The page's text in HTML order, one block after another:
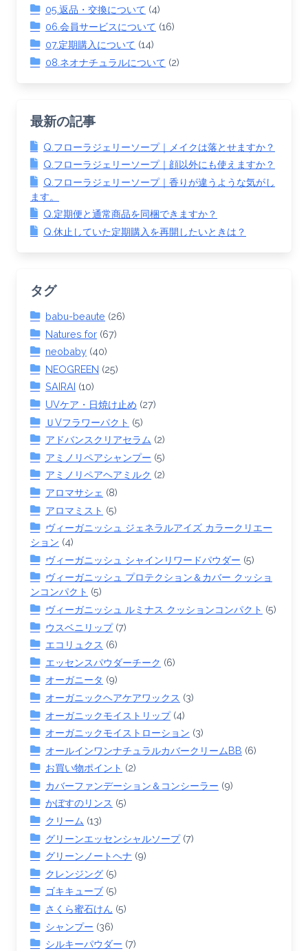
05.返品・交換について (4)
06.会員サービスについて (16)
07.定期購入について (14)
08.ネオナチュラルについて (2)
最新の記事
Q.フローラジェリーソープ｜メイクは落とせますか？
Q.フローラジェリーソープ｜顔以外にも使えますか？
Q.フローラジェリーソープ｜香りが違うような気がし
ます。
Q.定期便と通常商品を同梱できますか？
Q.休止していた定期購入を再開したいときは？
タグ
babu-beaute (26)
Natures for (67)
neobaby (40)
NEOGREEN (25)
SAIRAI (10)
UVケア・日焼け止め (27)
ＵVフラワーパクト (5)
アドバンスクリアセラム (2)
アミノリペアシャンプー (5)
アミノリペアヘアミルク (2)
アロマサシェ (8)
アロマミスト (5)
ヴィーガニッシュ ジェネラルアイズ カラークリエー
ション (4)
ヴィーガニッシュ シャインリワードパウダー (5)
ヴィーガニッシュ プロテクション＆カバー クッショ
ンコンパクト (5)
ヴィーガニッシュ ルミナス クッションコンパクト (5)
ウスベニリップ(7)
エコリュクス (6)
エッセンスパウダーチーク (6)
オーガニータ (9)
オーガニックヘアケアワックス (3)
オーガニックモイストリップ(4)
オーガニックモイストローション (3)
オールインワンナチュラルカバークリームBB (6)
お買い物ポイント (2)
カバーファンデーション＆コンシーラー (9)
かぼすのリンス (5)
クリーム (13)
グリーンエッセンシャルソープ(7)
グリーンノートヘナ (9)
クレンジング (5)
ゴキキューブ (5)
さくら蜜石けん (5)
シャンプー (36)
シルキーパウダー (7)